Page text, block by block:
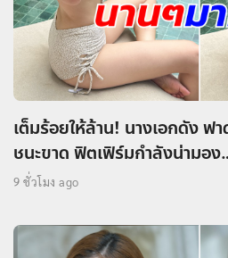
เต็มร้อยให้ล้าน! นางเอกดัง
ชนะขาด ฟิตเฟิร์มกำลังน่ามอ
9 ชั่วโมง ago